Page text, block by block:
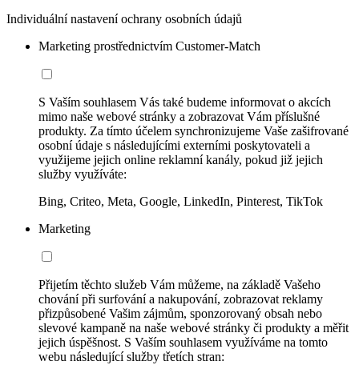
Individuální nastavení ochrany osobních údajů
Marketing prostřednictvím Customer-Match
S Vaším souhlasem Vás také budeme informovat o akcích
mimo naše webové stránky a zobrazovat Vám příslušné
produkty. Za tímto účelem synchronizujeme Vaše zašifrované
osobní údaje s následujícími externími poskytovateli a
využijeme jejich online reklamní kanály, pokud již jejich
služby využíváte:
Bing, Criteo, Meta, Google, LinkedIn, Pinterest, TikTok
Marketing
Přijetím těchto služeb Vám můžeme, na základě Vašeho
chování při surfování a nakupování, zobrazovat reklamy
přizpůsobené Vašim zájmům, sponzorovaný obsah nebo
slevové kampaně na naše webové stránky či produkty a měřit
jejich úspěšnost. S Vaším souhlasem využíváme na tomto
webu následující služby třetích stran: